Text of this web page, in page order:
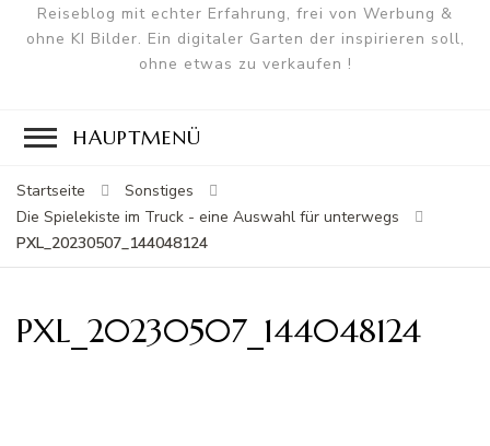
Reiseblog mit echter Erfahrung, frei von Werbung &
ohne KI Bilder. Ein digitaler Garten der inspirieren soll,
ohne etwas zu verkaufen !
HAUPTMENÜ
Startseite
Sonstiges
Die Spielekiste im Truck - eine Auswahl für unterwegs
PXL_20230507_144048124
PXL_20230507_144048124